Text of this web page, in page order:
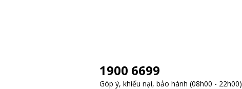
1900 6699
Góp ý, khiếu nại, bảo hành (08h00 - 22h00)